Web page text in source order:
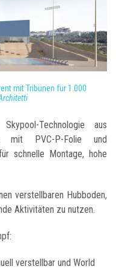
mit Tribünen für 1.000
Technologie aus
mit PVC-P-Folie und
schnelle Montage, hohe
verstellbaren Hubboden,
Aktivitäten zu nutzen.
verstellbar und World